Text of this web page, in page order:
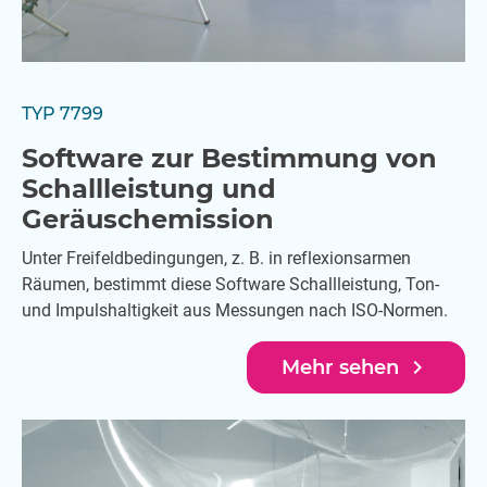
TYP 7799
Software zur Bestimmung von
Schallleistung und
Geräuschemission
Unter Freifeldbedingungen, z. B. in reflexionsarmen
Räumen, bestimmt diese Software Schallleistung, Ton-
und Impulshaltigkeit aus Messungen nach ISO-Normen.
Mehr sehen navigate_next